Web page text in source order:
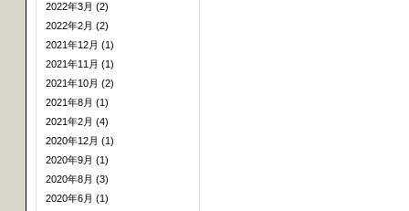
2022年3月 (2)
2022年2月 (2)
2021年12月 (1)
2021年11月 (1)
2021年10月 (2)
2021年8月 (1)
2021年2月 (4)
2020年12月 (1)
2020年9月 (1)
2020年8月 (3)
2020年6月 (1)